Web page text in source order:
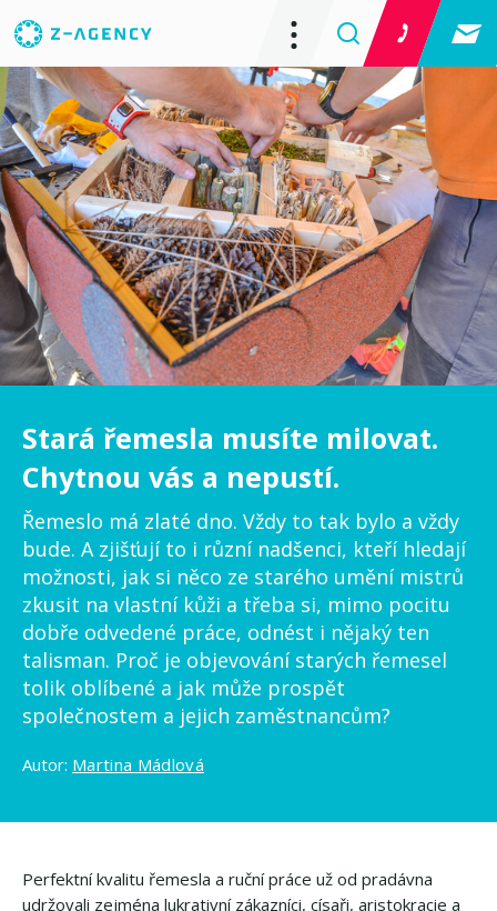
Stará řemesla musíte milovat.
Chytnou vás a nepustí.
Řemeslo má zlaté dno. Vždy to tak bylo a vždy
bude. A zjišťují to i různí nadšenci, kteří hledají
možnosti, jak si něco ze starého umění mistrů
zkusit na vlastní kůži a třeba si, mimo pocitu
dobře odvedené práce, odnést i nějaký ten
talisman. Proč je objevování starých řemesel
tolik oblíbené a jak může prospět
společnostem a jejich zaměstnancům?
Autor: Martina Mádlová
Perfektní kvalitu řemesla a ruční práce už od pradávna
udržovali zejména lukrativní zákazníci, císaři, aristokracie a